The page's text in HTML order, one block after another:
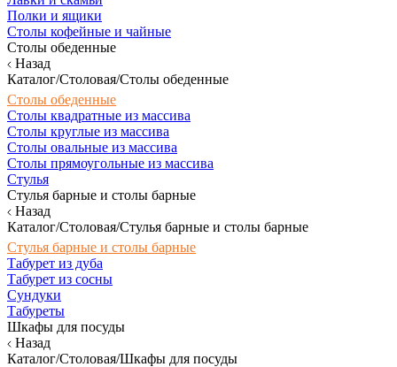
Полки и ящики
Столы кофейные и чайные
Столы обеденные
Назад
Каталог/Столовая/Столы обеденные
Столы обеденные
Столы квадратные из массива
Столы круглые из массива
Столы овальные из массива
Столы прямоугольные из массива
Стулья
Стулья барные и столы барные
Назад
Каталог/Столовая/Стулья барные и столы барные
Стулья барные и столы барные
Табурет из дуба
Табурет из сосны
Сундуки
Табуреты
Шкафы для посуды
Назад
Каталог/Столовая/Шкафы для посуды